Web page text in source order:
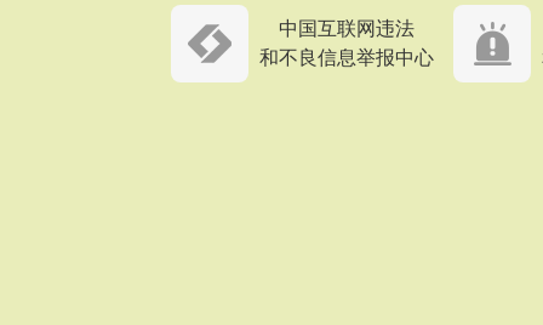
中国互联网违法
和不良信息举报中心